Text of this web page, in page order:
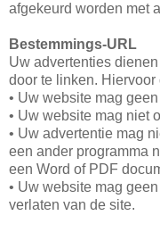
afgekeurd worden met
Bestemmings-URL
Uw advertenties
door te linken.
• Uw website mag
• Uw website mag niet
• Uw advertentie mag
een ander programma
een Word of PDF
• Uw website mag geen
verlaten van de site.